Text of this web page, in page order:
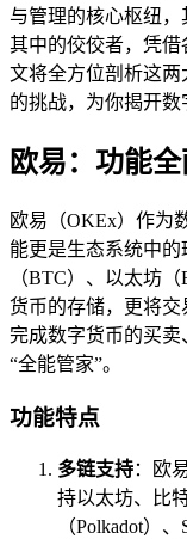
与管理的核心枢纽，
其中的佼佼者，凭
文将全方位剖析这
的挑战，为你揭开数
欧易：功能
欧易（OKEx）作为
能更是生态系统中
（BTC）、以太坊
货币的存储，更将交
完成数字货币的买
“全能管家”。
功能特点
多链支持：欧
持以太坊、比
（Polkadot）